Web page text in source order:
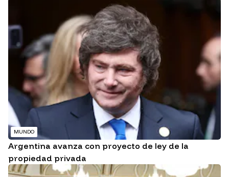
MUNDO
Argentina avanza con proyecto de ley de la
propiedad privada